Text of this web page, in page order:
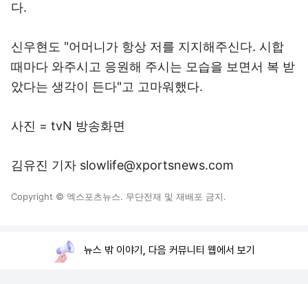
다.
신우현도 "어머니가 항상 저를 지지해주신다. 시합
때마다 와주시고 응원해 주시는 모습을 보면서 복 받
았다는 생각이 든다"고 고마워했다.
사진 = tvN 방송화면
김유진 기자 slowlife@xportsnews.com
Copyright © 엑스포츠뉴스. 무단전재 및 재배포 금지.
뉴스 밖 이야기, 다음 커뮤니티 웹에서 보기